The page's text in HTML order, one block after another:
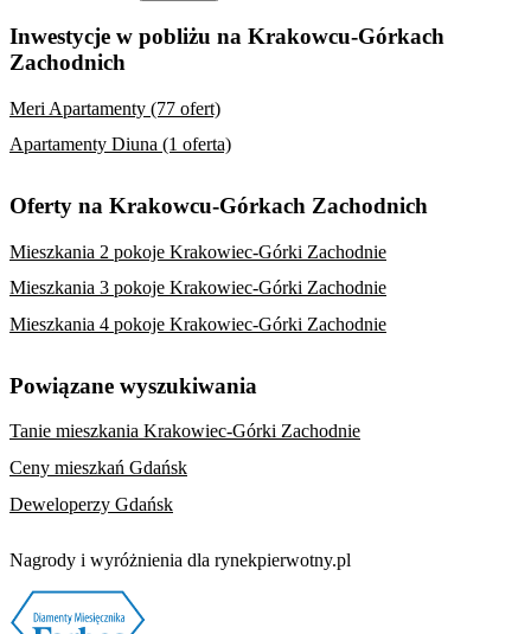
Inwestycje w pobliżu na Krakowcu-Górkach
Zachodnich
Meri Apartamenty (77 ofert)
Apartamenty Diuna (1 oferta)
Oferty na Krakowcu-Górkach Zachodnich
Mieszkania 2 pokoje Krakowiec-Górki Zachodnie
Mieszkania 3 pokoje Krakowiec-Górki Zachodnie
Mieszkania 4 pokoje Krakowiec-Górki Zachodnie
Powiązane wyszukiwania
Tanie mieszkania Krakowiec-Górki Zachodnie
Ceny mieszkań Gdańsk
Deweloperzy Gdańsk
Nagrody i wyróżnienia dla rynekpierwotny.pl